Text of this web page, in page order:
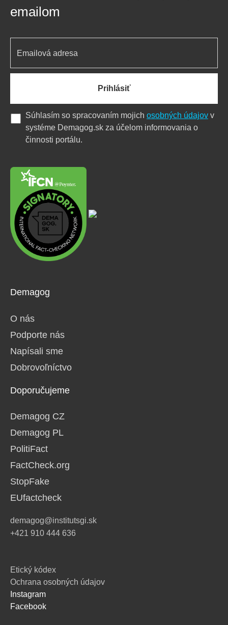
Demagog
O nás
Podporte nás
Napísali sme
Dobrovoľníctvo
Doporučujeme
Demagog CZ
Demagog PL
PolitiFact
FactCheck.org
StopFake
EUfactcheck
demagog@institutsgi.sk
+421 910 444 636
emailom
Prihlásiť
Súhlasím so spracovaním mojich osobných údajov v
systéme Demagog.sk za účelom informovania o
činnosti portálu.
Etický kódex
Ochrana osobných údajov
Instagram
Facebook